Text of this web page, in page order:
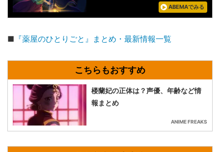
ABEMAでみる
■ 『薬屋のひとりごと』まとめ・最新情報一覧
楼蘭妃の正体は？声優、年齢など情
報まとめ
ANIME FREAKS